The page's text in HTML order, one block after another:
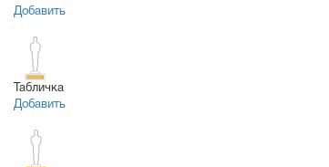
Добавить
Табличка
Добавить